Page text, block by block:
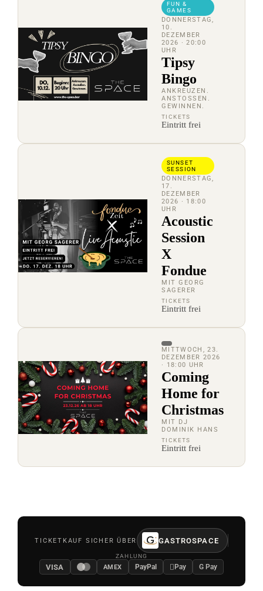
FUN &
GAMES
DONNERSTAG,
10.
DEZEMBER
2026 · 20:00
UHR
Tipsy
Bingo
ANKREUZEN.
ANSTOSSEN. G
EWINNEN.
TICKETS
Eintritt frei
SUNSET
SESSION
DONNERSTAG,
17.
DEZEMBER
2026 · 18:00
UHR
Acoustic
Session
X
Fondue
MIT GEORG
SAGERER
TICKETS
Eintritt frei
MITTWOCH, 23.
DEZEMBER 2026
· 18:00 UHR
Coming
Home for
Christmas
MIT DJ
DOMINIK HANS
TICKETS
Eintritt frei
TICKETKAUF SICHER ÜBER GASTROSPACE
ZAHLUNG
VISA AMEX PayPal Pay G Pay